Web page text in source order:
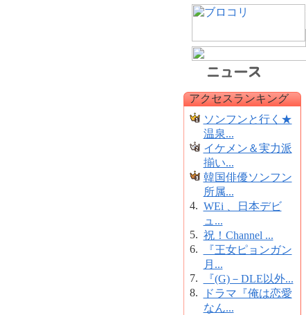
アクセスランキング
ソンフンと行く★
温泉...
イケメン＆実力派
揃い...
韓国俳優ソンフン
所属...
4. WEi 、日本デビ
ュ...
5. 祝！Channel ...
6.
『王女ピョンガン
月...
7.
『(G)－DLE以外...
8.
ドラマ『俺は恋愛
なん...